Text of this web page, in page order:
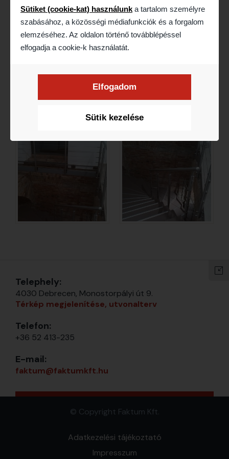
függőlegespálcás kivitelt ajánlunk.
Felméréshez és árajánlat kéréséhez keressen
minketelérhetőségeinkegyikén.
Telephely:
4030 Debrecen, Monostorpályi út 9.
Térkép megjelenítése, utvonalterv
Telefon:
+36 52 413-235
E-mail:
faktum@faktumkft.hu
© Copyright Faktum Kft.
Adatkezelési tájékoztató
Impresszum
Sütiket (cookie-kat) használunk a tartalom személyre
szabásához, a közösségi médiafunkciók és a forgalom
elemzéséhez. Az oldalon történő továbblépéssel
elfogadja a cookie-k használatát.
Sütik kezelése
Elfogadom